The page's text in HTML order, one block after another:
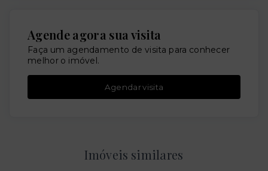
Agende agora sua visita
Faça um agendamento de visita para conhecer
melhor o imóvel.
Agendar visita
Imóveis similares